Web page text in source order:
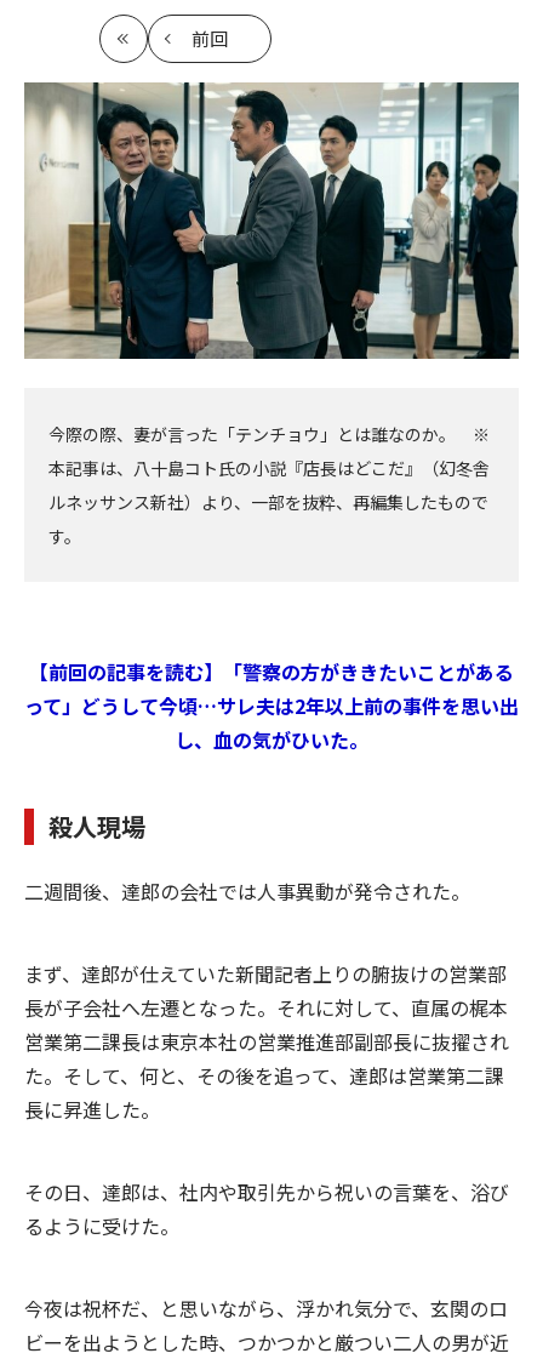
最
初
前回
記
事
へ
今際の際、妻が言った「テンチョウ」とは誰なのか。 ※
本記事は、八十島コト氏の小説『店長はどこだ』（幻冬舎
ルネッサンス新社）より、一部を抜粋、再編集したもので
す。
【前回の記事を読む】「警察の方がききたいことがある
って」どうして今頃…サレ夫は2年以上前の事件を思い出
し、血の気がひいた。
殺人現場
二週間後、達郎の会社では人事異動が発令された。
まず、達郎が仕えていた新聞記者上りの腑抜けの営業部
長が子会社へ左遷となった。それに対して、直属の梶本
営業第二課長は東京本社の営業推進部副部長に抜擢され
た。そして、何と、その後を追って、達郎は営業第二課
長に昇進した。
その日、達郎は、社内や取引先から祝いの言葉を、浴び
るように受けた。
今夜は祝杯だ、と思いながら、浮かれ気分で、玄関のロ
ビーを出ようとした時、つかつかと厳つい二人の男が近